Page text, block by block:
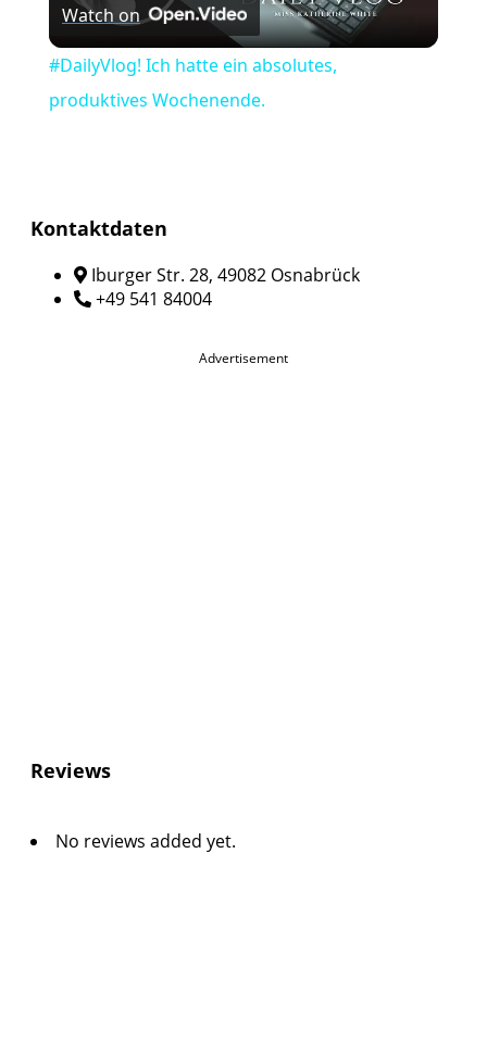
Video
Watch on
#DailyVlog! Ich hatte ein absolutes,
produktives Wochenende.
Kontaktdaten
Iburger Str. 28, 49082 Osnabrück
+49 541 84004
Advertisement
Reviews
No reviews added yet.